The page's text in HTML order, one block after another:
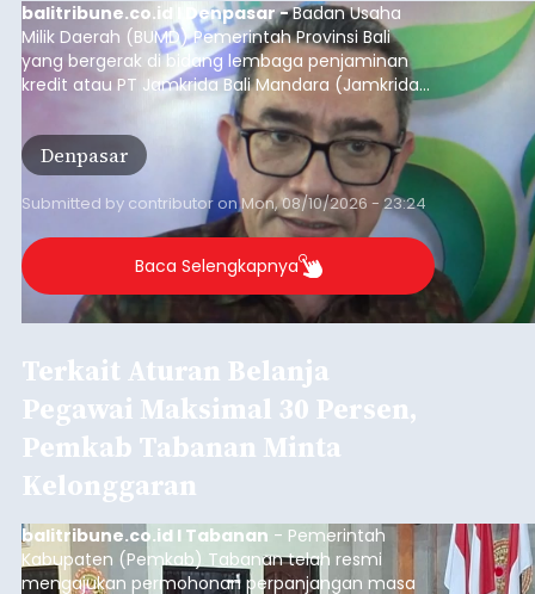
balitribune.co.id I Denpasar -Badan Usaha
Milik Daerah (BUMD) Pemerintah Provinsi Bali
yang bergerak di bidang lembaga penjaminan
kredit atau PT Jamkrida Bali Mandara (Jamkrida
Bali) telah mencatatkan penjaminan kredit
kepada 549 ribu usaha mikro, kecil dan
menengah (UMKM) di Bali.
Denpasar
Submitted by contributor onMon, 08/10/2026 - 23:24
Baca Selengkapnya
Terkait Aturan Belanja
Pegawai Maksimal 30 Persen,
Pemkab Tabanan Minta
Kelonggaran
balitribune.co.id I Tabanan - Pemerintah
Kabupaten (Pemkab) Tabanan telah resmi
mengajukan permohonan perpanjangan masa